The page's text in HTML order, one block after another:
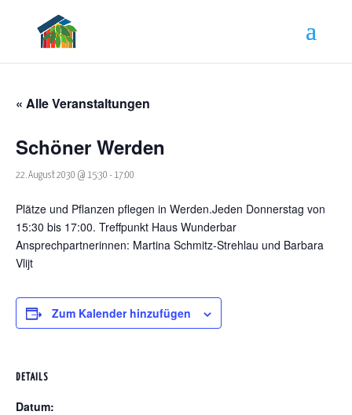
« Alle Veranstaltungen
Schöner Werden
22. August 2030 @ 15:30 - 17:00
Plätze und Pflanzen pflegen in Werden.Jeden Donnerstag von
15:30 bis 17:00. Treffpunkt Haus Wunderbar
Ansprechpartnerinnen: Martina Schmitz-Strehlau und Barbara
Vlijt
Zum Kalender hinzufügen
DETAILS
Datum: